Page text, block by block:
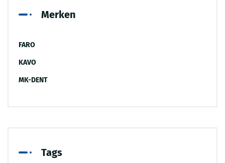
Merken
FARO
KAVO
MK-DENT
Tags